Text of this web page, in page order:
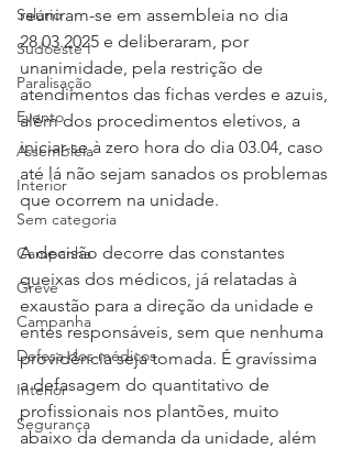
Salário
Sudoeste I
Paralisação
Evento
Assembleia
Interior
Sem categoria
Campanha
Greve
Campanha
Defesa dos médicos
Interior
Segurança
reuniram-se em assembleia no dia
28.03.2025 e deliberaram, por
unanimidade, pela restrição de
atendimentos das fichas verdes e azuis,
além dos procedimentos eletivos, a
iniciar-se à zero hora do dia 03.04, caso
até lá não sejam sanados os problemas
que ocorrem na unidade.
A decisão decorre das constantes
queixas dos médicos, já relatadas à
exaustão para a direção da unidade e
entes responsáveis, sem que nenhuma
providência seja tomada. É gravíssima
a defasagem do quantitativo de
profissionais nos plantões, muito
abaixo da demanda da unidade, além